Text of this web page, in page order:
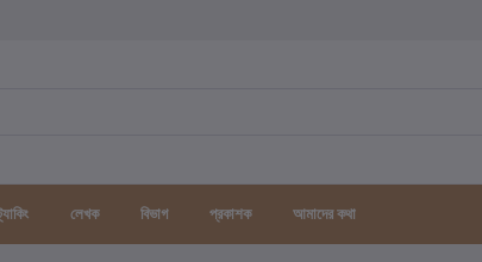
লেখক বিভাগ প্রকাশক আমাদের কথা